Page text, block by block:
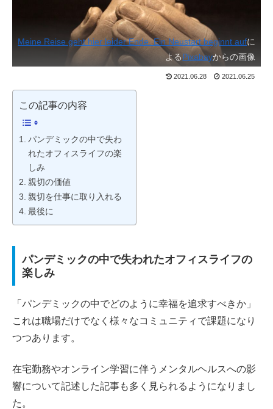
Meine Reise geht hier leider Ende. Ein Neustart beginnt aufに
よるPixabayからの画像
2021.06.28 2021.06.25
この記事の内容
パンデミックの中で失わ
れたオフィスライフの楽
しみ
親切の価値
親切を仕事に取り入れる
最後に
パンデミックの中で失われたオフィスライフの
楽しみ
「パンデミックの中でどのように幸福を追求すべきか」
これは職場だけでなく様々なコミュニティで課題になり
つつあります。
在宅勤務やオンライン学習に伴うメンタルヘルスへの影
響について記述した記事も多く見られるようになりまし
た。